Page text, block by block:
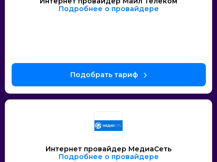
Подробнее о провайдере
Интернет провайдер МедиаСеть
Подробнее о провайдере